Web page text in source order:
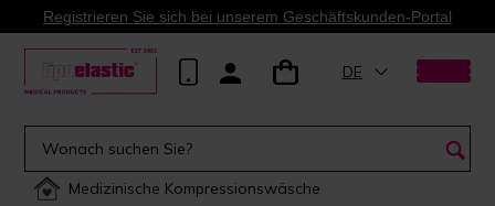
Registrieren Sie sich bei unserem Geschäftskunden-Portal
DE
Medizinische Kompressionswäsche